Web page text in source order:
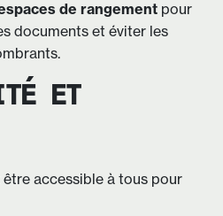
de rangement pour
documents et éviter les
ET
accessible à tous pour